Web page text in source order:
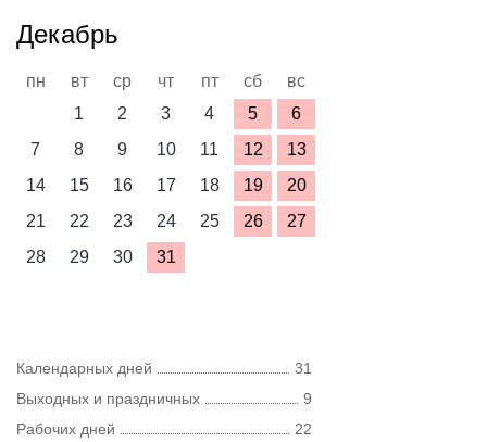
Декабрь
пн вт ср чт пт сб
вс
1
2 3 4 5
6
7
8 9 10 11 12
13
14
15 16 17 18 19
20
21
22 23 24 25 26
27
28
29 30 31
Календарных дней
31
Выходных и праздничных
9
Рабочих дней
22